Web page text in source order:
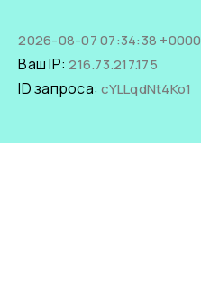
2026-08-07 07:34:38 +0000
Ваш IP:216.73.217.175
ID запроса:cYLLqdNt4Ko1